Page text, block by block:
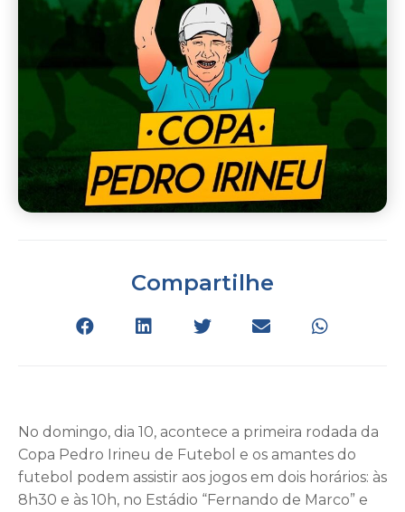
Compartilhe
No domingo, dia 10, acontece a primeira rodada da
Copa Pedro Irineu de Futebol e os amantes do
futebol podem assistir aos jogos em dois horários: às
8h30 e às 10h, no Estádio “Fernando de Marco” e